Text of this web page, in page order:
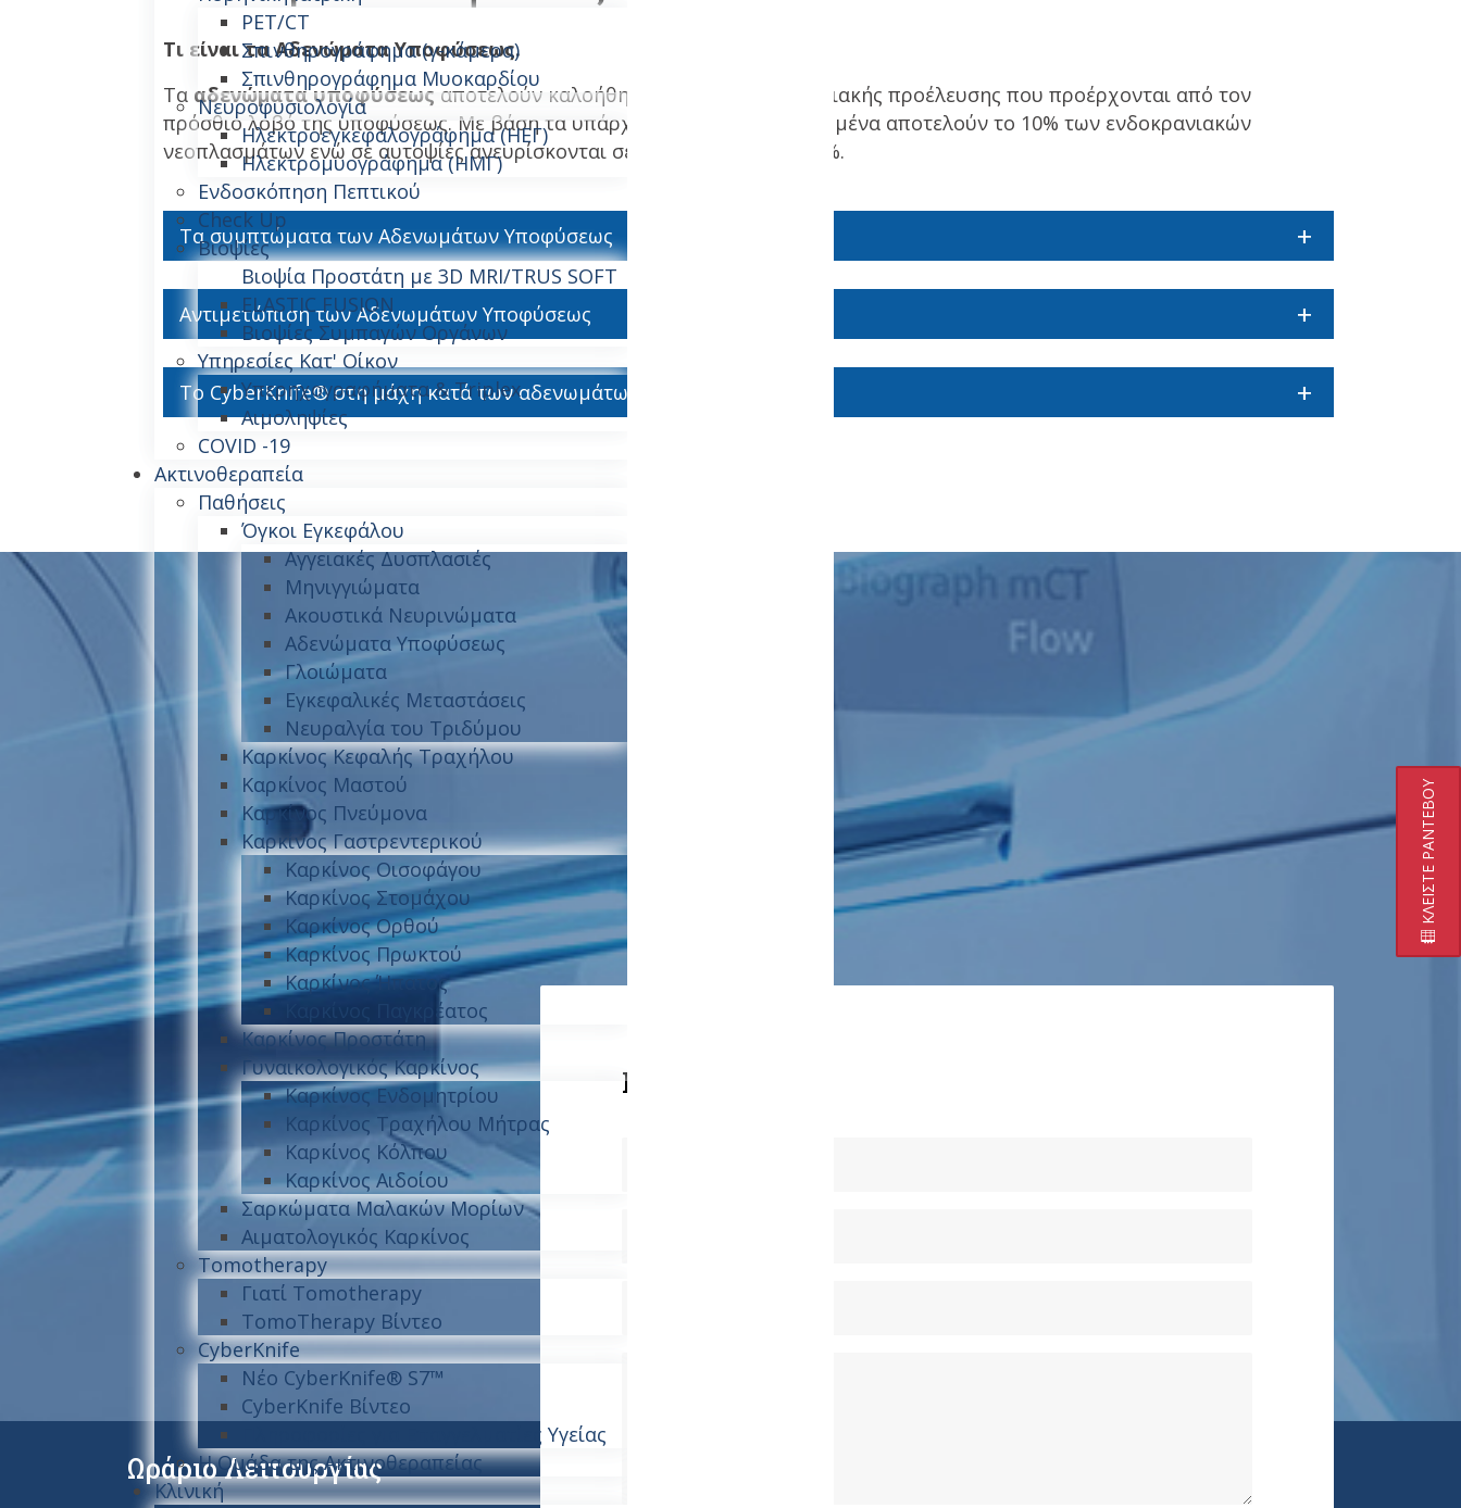
PET/CT
Σπινθηρογράφημα (γ-κάμερα)
Σπινθηρογράφημα Μυοκαρδίου
Νευροφυσιολογία
Ηλεκτροεγκεφαλογράφημα (ΗΕΓ)
Ηλεκτρομυογράφημα (ΗΜΓ)
Ενδοσκόπηση Πεπτικού
Check Up
Βιοψίες
Βιοψία Προστάτη με 3D MRI/TRUS SOFT
ELASTIC FUSION
Βιοψίες Συμπαγών Οργάνων
Υπηρεσίες Κατ' Οίκον
Υπερηχογραφήματα & Triplex
Αιμοληψίες
COVID -19
Ακτινοθεραπεία
Παθήσεις
Όγκοι Εγκεφάλου
Αγγειακές Δυσπλασιές
Μηνιγγιώματα
Ακουστικά Νευρινώματα
Αδενώματα Υποφύσεως
Γλοιώματα
Εγκεφαλικές Μεταστάσεις
Νευραλγία του Τριδύμου
Καρκίνος Κεφαλής Τραχήλου
Καρκίνος Μαστού
Καρκίνος Πνεύμονα
Καρκίνος Γαστρεντερικού
Καρκίνος Οισοφάγου
Καρκίνος Στομάχου
Καρκίνος Ορθού
Καρκίνος Πρωκτού
Καρκίνος Ήπατος
Καρκίνος Παγκρέατος
Καρκίνος Προστάτη
Γυναικολογικός Καρκίνος
Καρκίνος Ενδομητρίου
Καρκίνος Τραχήλου Μήτρας
Καρκίνος Κόλπου
Καρκίνος Αιδοίου
Σαρκώματα Μαλακών Μορίων
Αιματολογικός Καρκίνος
Tomotherapy
Γιατί Tomotherapy
TomoTherapy Βίντεο
CyberKnife
Νέο CyberKnife® S7™
CyberKnife Βίντεο
Πληροφορίες για Επαγγελματίες Υγείας
Η Ομάδα της Ακτινοθεραπείας
Κλινική
ΚΛΕΙΣΤΕ ΡΑΝΤΕΒΟΥ
Τι είναι τα Αδενώματα Υποφύσεως.
Τα αδενώματα υποφύσεωςαποτελούν καλοήθη νεοπλάσματα επιθηλιακής προέλευσης που προέρχονται από τον
πρόσθιο λοβό της υποφύσεως. Με βάση τα υπάρχοντα στατιστικά δεδομένα αποτελούν το 10% των ενδοκρανιακών
νεοπλασμάτων ενώ σε αυτοψίες ανευρίσκονται σε ποσοστό έως και 15%.
Τα συμπτώματα των Αδενωμάτων Υποφύσεως
Αντιμετώπιση των Αδενωμάτων Υποφύσεως
Το CyberKnife® στη μάχη κατά των αδενωμάτων υποφύσεως
Ωράριο Λειτουργίας
Επικοινωνία